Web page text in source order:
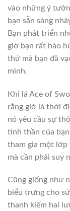
vào những ý
bạn sẵn sàng
Bạn phát triển
giờ bạn rất hào
thứ mà bạn đã
mình.
Khi lá Ace of
rằng giờ là thời
nó yêu cầu sự
tinh thần của
tham gia một lớp
mà cần phải suy
Cũng giống như
biểu trưng cho
thanh kiếm hai